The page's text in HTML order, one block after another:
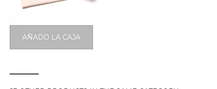
AÑADO LA CAJA